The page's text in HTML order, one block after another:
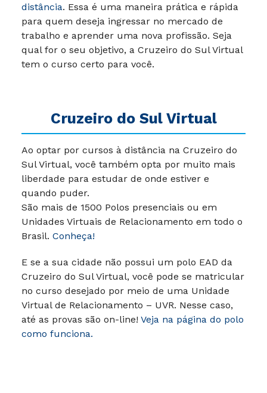
distância. Essa é uma maneira prática e rápida
para quem deseja ingressar no mercado de
trabalho e aprender uma nova profissão. Seja
qual for o seu objetivo, a Cruzeiro do Sul Virtual
tem o curso certo para você.
Cruzeiro do Sul Virtual
Ao optar por cursos à distância na Cruzeiro do
Sul Virtual, você também opta por muito mais
liberdade para estudar de onde estiver e
quando puder.
São mais de 1500 Polos presenciais ou em
Unidades Virtuais de Relacionamento em todo o
Brasil. Conheça!
E se a sua cidade não possui um polo EAD da
Cruzeiro do Sul Virtual, você pode se matricular
no curso desejado por meio de uma Unidade
Virtual de Relacionamento – UVR. Nesse caso,
até as provas são on-line! Veja na página do polo
como funciona.